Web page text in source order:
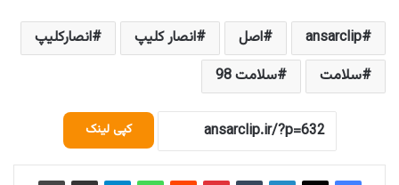
ansarclip اصل انصار کلیپ
انصارکلیپ
سلامت
سلامت 98
کپی لینک